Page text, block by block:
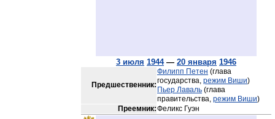
3 июля 1944— 20 января 1946
Предшественник:
Филипп Петен (глава
государства, режим Виши)
Пьер Лаваль (глава
правительства, режим Виши)
Преемник:Феликс Гуэн